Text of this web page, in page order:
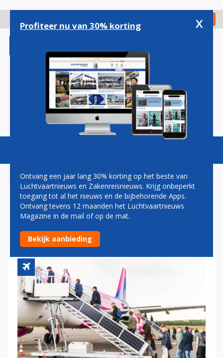
gaan
Check in
Magazine Podcasts Vacatures
NA SCHIPHOL KRIJGT OOK
EINDHOVEN AIRPORT
VERBINDING MET ARMENIË
Profiteer nu van 30% korting x
Ontvang een jaar lang 30% korting op het beste van
Luchtvaartnieuws en Zakenreisnieuws. Krijg onbeperkt
toegang tot al het nieuws en de bijbehorende Apps.
Ontvang tevens 12 maanden het Luchtvaartnieuws
Magazine in de mail of op de mat.
Bekijk aanbieding